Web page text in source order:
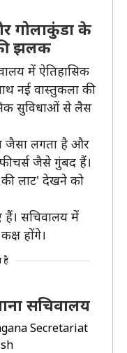
गोलाकुंडा के
झलक
में ऐतिहासिक
नई वास्तुकला की
सुविधाओं से लैस
जैसा लगता है और
जैसे गुंबद हैं।
की लाट' देखने को
हैं। सचिवालय में
होंगे।
है
सचिवालय
Secretariat